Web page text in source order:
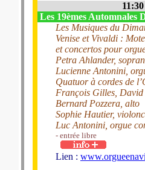
11:30
Les 19èmes Automnales
Les Musiques du
Venise et Vivaldi :
et concertos pour
Petra Ahlander,
Lucienne Antonini,
Quatuor à cordes de
François Gilles,
Bernard Pozzera, alto
Sophie Hautier,
Luc Antonini, orgue
- entrée libre
Lien :